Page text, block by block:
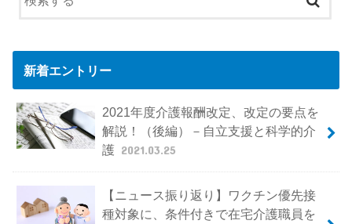
新着エントリー
2021年度介護報酬改定、改定の要点を
解説！（後編）－自立支援と科学的介
護 2021.03.25
【ニュース振り返り】ワクチン優先接
種対象に、条件付きで在宅介護職員を